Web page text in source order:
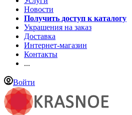
Новости
Получить доступ к каталогу
Украшения на заказ
Доставка
Интернет-магазин
Контакты
...
Войти